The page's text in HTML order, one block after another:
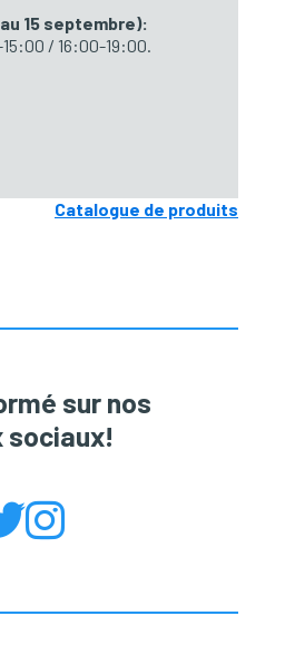
15 septembre):
/ 16:00-19:00.
Catalogue de produits
sur nos
sociaux!